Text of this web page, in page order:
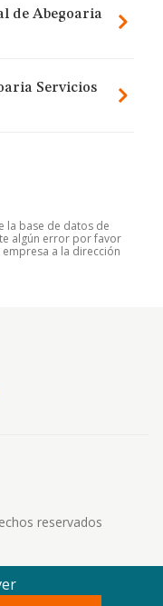
de Abegoaria
Servicios
la base de datos de
algún error por favor
a la dirección
reservados